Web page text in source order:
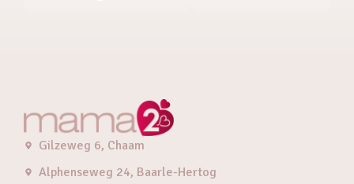
Gilzeweg 6, Chaam
Alphenseweg 24, Baarle-Hertog